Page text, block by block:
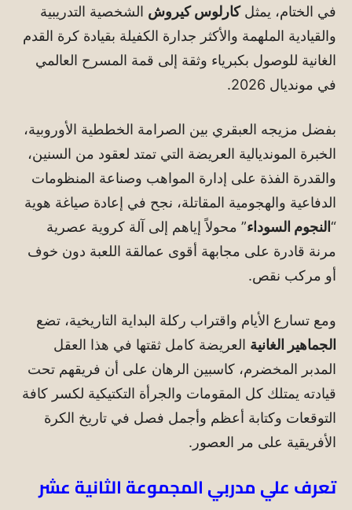
في الختام، يمثلكارلوس كيروش الشخصية التدريبية
والقيادية الملهمة والأكثر جدارة الكفيلة بقيادة كرة القدم
الغانية للوصول بكبرياء وثقة إلى قمة المسرح العالمي
في مونديال 2026.
بفضل مزيجه العبقري بين الصرامة الخططية الأوروبية،
الخبرة المونديالية العريضة التي تمتد لعقود من السنين،
والقدرة الفذة على إدارة المواهب وصناعة المنظومات
الدفاعية والهجومية المقاتلة، نجح في إعادة صياغة هوية
“ النجوم السوداء” محولاً إياهم إلى آلة كروية عصرية
مرنة قادرة على مجابهة أقوى عمالقة اللعبة دون خوف
أو مركب نقص.
ومع تسارع الأيام واقتراب ركلة البداية التاريخية، تضع
الجماهير الغانية العريضة كامل ثقتها في هذا العقل
المدبر المخضرم، كاسبين الرهان على أن فريقهم تحت
قيادته يمتلك كل المقومات والجرأة التكتيكية لكسر كافة
التوقعات وكتابة أعظم وأجمل فصل في تاريخ الكرة
الأفريقية على مر العصور.
تعرف علي مدربي المجموعة الثانية عشر